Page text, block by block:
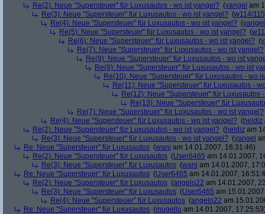
Re(2): Neue "Supersteuer" für Luxusautos - wo ist yangel? (yangel am
Re(3): Neue "Supersteuer" für Luxusautos - wo ist yangel? (w114/115
Re(4): Neue "Supersteuer" für Luxusautos - wo ist yangel? (yangel
Re(5): Neue "Supersteuer" für Luxusautos - wo ist yangel? (
Re(6): Neue "Supersteuer" für Luxusautos - wo ist yangel? (
Re(7): Neue "Supersteuer" für Luxusautos - wo ist yangel?
Re(8): Neue "Supersteuer" für Luxusautos - wo ist
Re(9): Neue "Supersteuer" für Luxusautos - wo ist
Re(10): Neue "Supersteuer" für Luxusautos - wo
Re(11): Neue "Supersteuer" für Luxusautos -
Re(12): Neue "Supersteuer" für Luxusautos
Re(13): Neue "Supersteuer" für
Re(7): Neue "Supersteuer" für Luxusautos - wo ist yangel?
Re(4): Neue "Supersteuer" für Luxusautos - wo ist yangel? (heldiz
Re(2): Neue "Supersteuer" für Luxusautos - wo ist yangel? (heldiz am
Re(3): Neue "Supersteuer" für Luxusautos - wo ist yangel? (yangel
Re: Neue "Supersteuer" für Luxusautos (wani am 14.01.2007, 16:31:46)
Re(2): Neue "Supersteuer" für Luxusautos (User6465 am 14.01.2007,
Re(3): Neue "Supersteuer" für Luxusautos (wani am 14.01.2007,
Re: Neue "Supersteuer" für Luxusautos (User6465 am 14.01.2007,
Re(2): Neue "Supersteuer" für Luxusautos (angelo22 am 14.01.2007,
Re(3): Neue "Supersteuer" für Luxusautos (User6465 am
Re(4): Neue "Supersteuer" für Luxusautos (angelo22 am
Re: Neue "Supersteuer" für Luxusautos (mugello am 14.01.2007,